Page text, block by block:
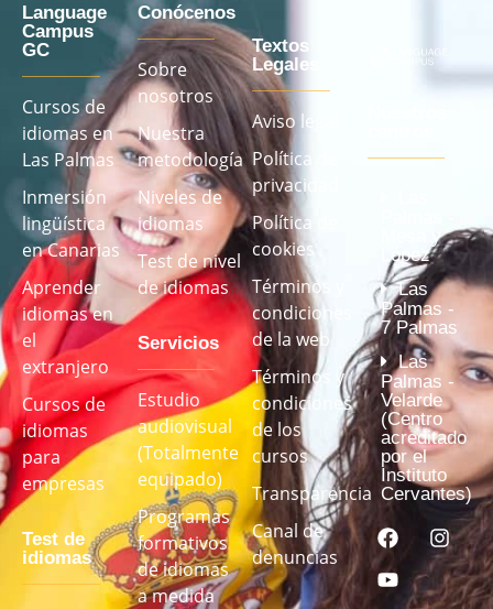
Language
Campus
GC
Cursos de
idiomas en
Las Palmas
Inmersión
lingüística
en Canarias
Aprender
idiomas en
el
extranjero
Cursos de
idiomas
para
empresas
Test de
idiomas
Conócenos
Sobre
nosotros
Nuestra
metodología
Niveles de
idiomas
Test de nivel
de idiomas
Servicios
Estudio
audiovisual
(Totalmente
equipado)
Programas
formativos
de idiomas
a medida
Textos
Legales
Aviso legal
Política de
privacidad
Política de
cookies
Términos y
condiciones
de la web
Términos y
condiciones
de los
cursos
Transparencia
Canal de
denuncias
Mesa y
López
Las
Palmas -
7 Palmas
Las
Palmas -
Velarde
(Centro
acreditado
por el
Instituto
Cervantes)